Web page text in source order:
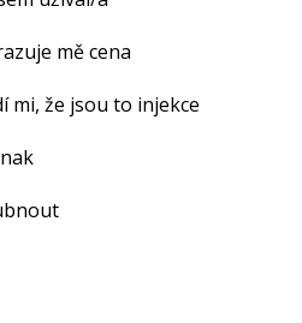
mě cena
mi, že jsou to injekce